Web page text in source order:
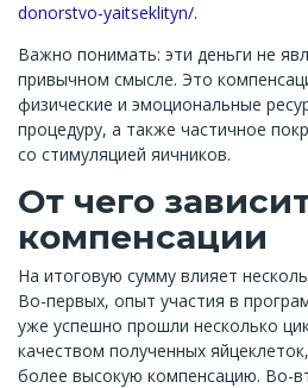
donorstvo-yaitseklityn/.
Важно понимать: эти деньги не
привычном смысле. Это
физические и эмоциональные
процедуру, а также частичное
со стимуляцией яичников.
От чего
компенсации
На итоговую сумму влияет
Во-первых, опыт участия в
уже успешно прошли несколько
качеством полученных
более высокую компенсацию. Во-